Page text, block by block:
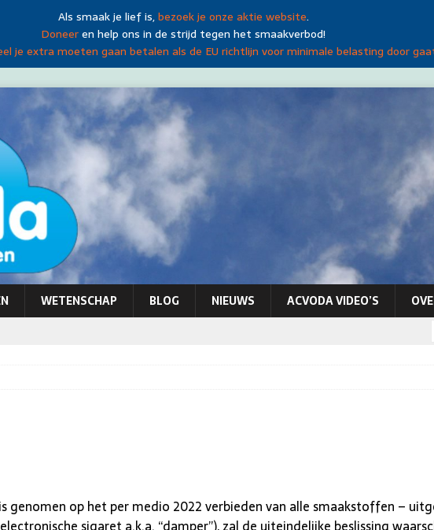
Als smaak je lief is,bezoek je onze aktie website.
Doneeren help ons in de strijd tegen het smaakverbod!
je extra moeten gaan betalen als de EU richtlijn voor minimale belasting door
WETENSCHAP BLOG NIEUWS ACVODA VIDEO’S
genomen op het per medio 2022 verbieden van alle smaakstoffen –